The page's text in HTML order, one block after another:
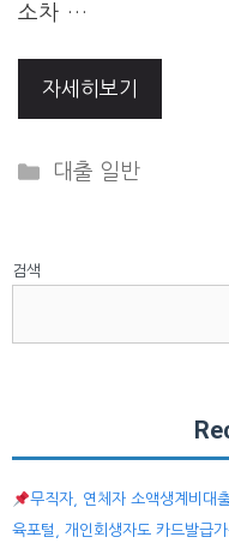
소차 …
자세히보기
Categories
대출 일반
검색
무직자, 연체자 소액생계비대
육포털, 개인회생자도 카드발급